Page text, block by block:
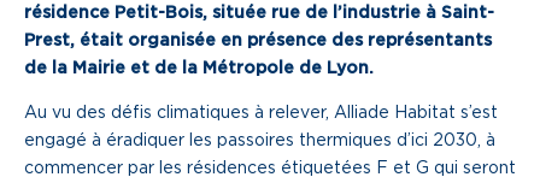
Notre histoire
Nos métiers
résidence Petit-Bois, située rue de l’industrie à Saint-
Prest, était organisée en présence des représentants
de la Mairie et de la Métropole de Lyon.
Au vu des défis climatiques à relever, Alliade Habitat s’est
engagé à éradiquer les passoires thermiques d’ici 2030, à
commencer par les résidences étiquetées F et G qui seront